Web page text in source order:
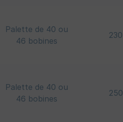
Palette de 40 ou
46 bobines
230
Palette de 40 ou
46 bobines
250